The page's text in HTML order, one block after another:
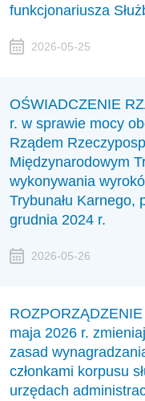
funkcjonariusza
2026-05-25
OŚWIADCZENIE
r. w sprawie mocy
Rządem
Międzynarodowym
wykonywania
Trybunału Karnego,
grudnia 2024 r.
2026-05-26
maja 2026 r.
zasad
członkami korpusu
urzędach